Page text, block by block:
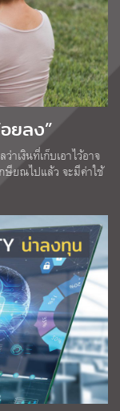
ยลง”
าเงินที่เก็บเอาไว้อาจ
ษียณไปแล้ว จะมีค่าใช้